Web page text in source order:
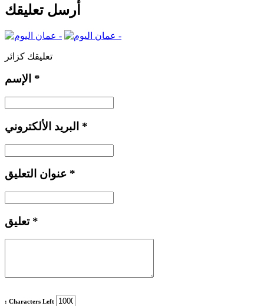
أرسل تعليقك
تعليقك كزائر
*
*
*
تعليق *
: Characters Left